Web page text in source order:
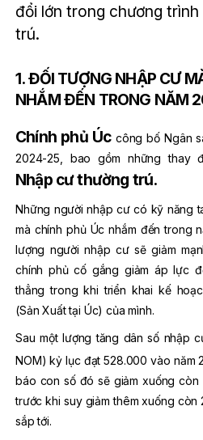
đổi lớn trong chương
trú.
1. ĐỐI TƯỢNG NHẬP CƯ
NHẮM ĐẾN TRONG NĂM
Chính phủ Úc công bố Ngân
2024-25, bao gồm những thay
Nhập cư thường trú.
Những người nhập cư có kỹ năng
mà chính phủ Úc nhắm đến trong
lượng người nhập cư sẽ giảm
chính phủ cố gắng giảm áp lực
thẳng trong khi triển khai kế
(Sản Xuất tại Úc) của mình.
Sau một lượng tăng dân số nhập
NOM) kỷ lục đạt 528.000 vào năm
báo con số đó sẽ giảm xuống
trước khi suy giảm thêm xuống còn
sắp tới.